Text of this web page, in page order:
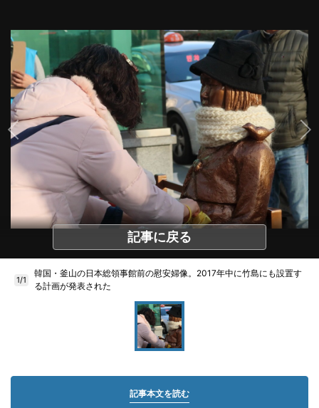
記事に戻る
1/1
韓国・釜山の日本総領事館前の慰安婦像。2017年中に竹島にも設置す
る計画が発表された
記事本文を読む